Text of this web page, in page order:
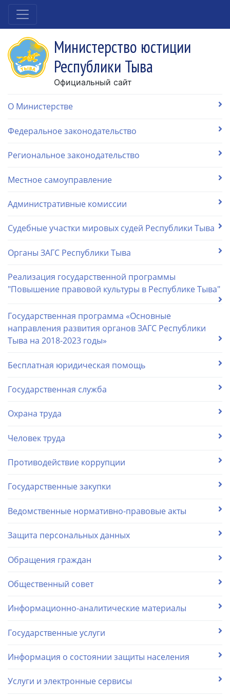
Министерство юстиции
Республики Тыва
Официальный сайт
О Министерстве
Федеральное законодательство
Региональное законодательство
Местное самоуправление
Административные комиссии
Судебные участки мировых судей Республики Тыва
Органы ЗАГС Республики Тыва
Реализация государственной программы
"Повышение правовой культуры в Республике Тыва"
Государственная программа «Основные
направления развития органов ЗАГС Республики
Тыва на 2018-2023 годы»
Бесплатная юридическая помощь
Государственная служба
Охрана труда
Человек труда
Противодействие коррупции
Государственные закупки
Ведомственные нормативно-правовые акты
Защита персональных данных
Обращения граждан
Общественный совет
Информационно-аналитические материалы
Государственные услуги
Информация о состоянии защиты населения
Услуги и электронные сервисы